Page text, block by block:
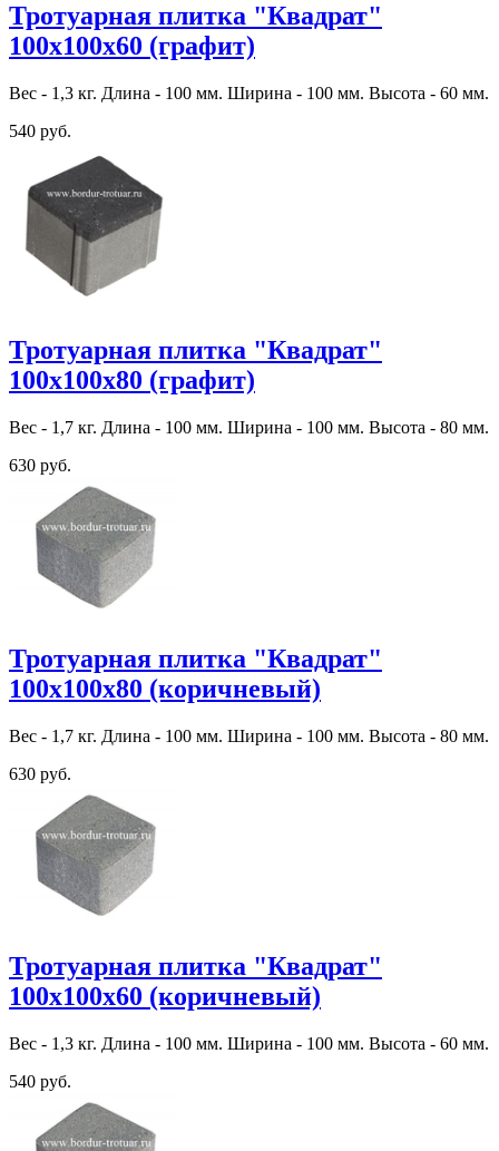
Тротуарная плитка "Квадрат"
100х100х60 (графит)
Вес - 1,3 кг. Длина - 100 мм. Ширина - 100 мм. Высота - 60 мм.
540 руб.
Тротуарная плитка "Квадрат"
100х100х80 (графит)
Вес - 1,7 кг. Длина - 100 мм. Ширина - 100 мм. Высота - 80 мм.
630 руб.
Тротуарная плитка "Квадрат"
100х100х80 (коричневый)
Вес - 1,7 кг. Длина - 100 мм. Ширина - 100 мм. Высота - 80 мм.
630 руб.
Тротуарная плитка "Квадрат"
100х100х60 (коричневый)
Вес - 1,3 кг. Длина - 100 мм. Ширина - 100 мм. Высота - 60 мм.
540 руб.